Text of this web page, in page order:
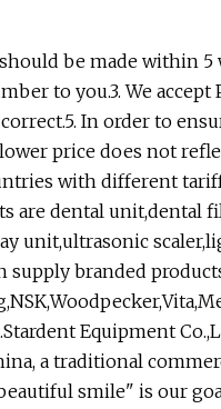
be made within
to you.3. We accept
In order to
price does not
with different
are dental unit,dental
unit,ultrasonic
supply branded
Equipment
a traditional
smile" is our